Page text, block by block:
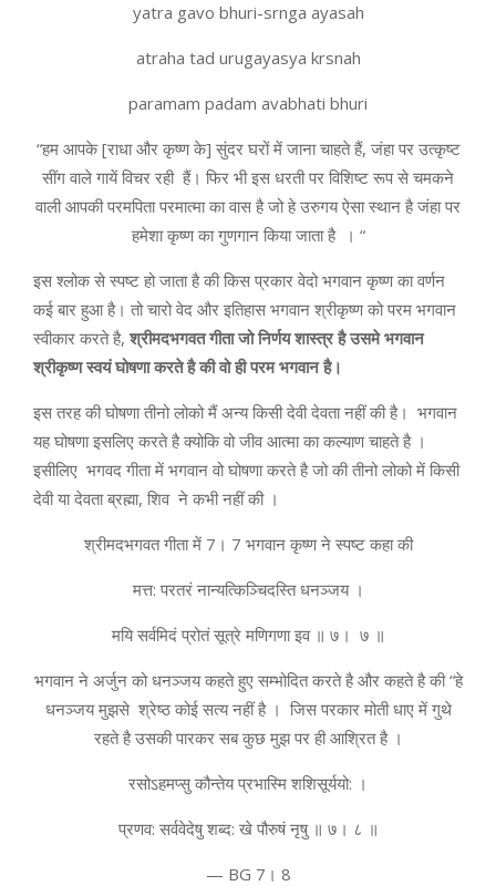
yatra gavo bhuri-srnga ayasah
atraha tad urugayasya krsnah
paramam padam avabhati bhuri
“हम आपके [राधा और कृष्ण के] सुंदर घरों में जाना चाहते हैं, जंहा पर उत्कृष्ट
सींग वाले गायें विचर रही हैं। फिर भी इस धरती पर विशिष्ट रूप से चमकने
वाली आपकी परमपिता परमात्मा का वास है जो हे उरुगय ऐसा स्थान है जंहा पर
हमेशा कृष्ण का गुणगान किया जाता है । “
इस श्लोक से स्पष्ट हो जाता है की किस प्रकार वेदो भगवान कृष्ण का वर्णन
कई बार हुआ है। तो चारो वेद और इतिहास भगवान श्रीकृष्ण को परम भगवान
स्वीकार करते है, श्रीमदभगवत गीता जो निर्णय शास्त्र है उसमे भगवान
श्रीकृष्ण स्वयं घोषणा करते है की वो ही परम भगवान है।
इस तरह की घोषणा तीनो लोको मैं अन्य किसी देवी देवता नहीं की है। भगवान
यह घोषणा इसलिए करते है क्योकि वो जीव आत्मा का कल्याण चाहते है ।
इसीलिए भगवद गीता में भगवान वो घोषणा करते है जो की तीनो लोको में किसी
देवी या देवता ब्रह्मा, शिव ने कभी नहीं की ।
श्रीमदभगवत गीता में 7। 7 भगवान कृष्ण ने स्पष्ट कहा की
मत्त: परतरं नान्यत्किञ्चिदस्ति धनञ्जय ।
मयि सर्वमिदं प्रोतं सूत्रे मणिगणा इव ॥ ७। ७ ॥
भगवान ने अर्जुन को धनञ्जय कहते हुए सम्भोदित करते है और कहते है की “हे
धनञ्जय मुझसे श्रेष्ठ कोई सत्य नहीं है । जिस परकार मोती धाए में गुथे
रहते है उसकी पारकर सब कुछ मुझ पर ही आश्रित है ।
रसोऽहमप्सु कौन्तेय प्रभास्मि शशिसूर्ययो: ।
प्रणव: सर्ववेदेषु शब्द: खे पौरुषं नृषु ॥ ७। ८ ॥
— BG 7। 8